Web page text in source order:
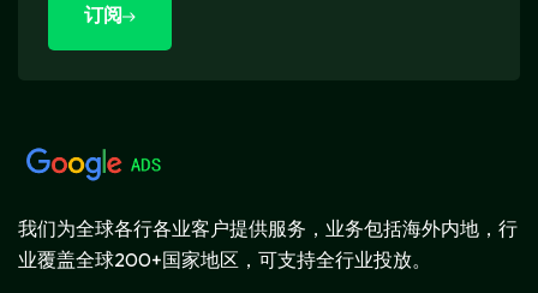
订阅
我们为全球各行各业客户提供服务，业务包括海外内地，行
业覆盖全球200+国家地区，可支持全行业投放。